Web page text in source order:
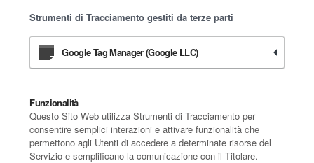
Strumenti di Tracciamento gestiti da terze parti
Google Tag Manager (Google LLC)
Funzionalità
Questo Sito Web utilizza Strumenti di Tracciamento per
consentire semplici interazioni e attivare funzionalità che
permettono agli Utenti di accedere a determinate risorse del
Servizio e semplificano la comunicazione con il Titolare.